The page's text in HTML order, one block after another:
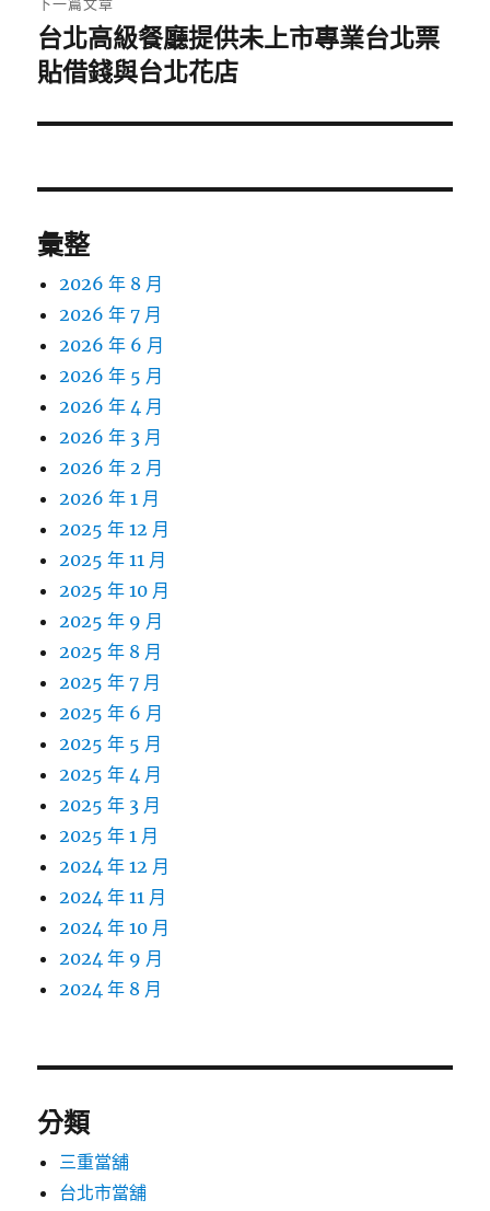
下
一
文
台北高級餐廳提供未上市專業台北票
貼借錢與台北花店
彙整
2026 年 8 月
2026 年 7 月
2026 年 6 月
2026 年 5 月
2026 年 4 月
2026 年 3 月
2026 年 2 月
2026 年 1 月
2025 年 12 月
2025 年 11 月
2025 年 10 月
2025 年 9 月
2025 年 8 月
2025 年 7 月
2025 年 6 月
2025 年 5 月
2025 年 4 月
2025 年 3 月
2025 年 1 月
2024 年 12 月
2024 年 11 月
2024 年 10 月
2024 年 9 月
2024 年 8 月
分類
三重當舖
台北市當舖